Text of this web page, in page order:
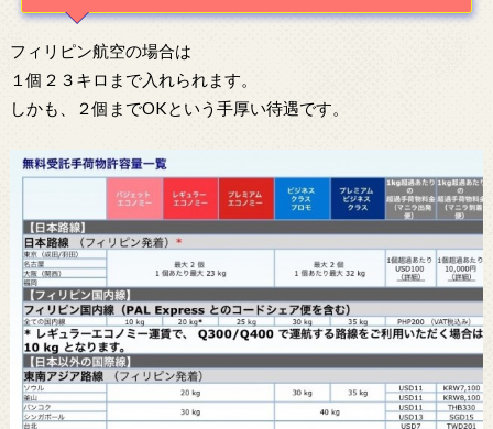
フィリピン航空の場合は
１個２３キロまで入れられます。
しかも、２個までOKという手厚い待遇です。